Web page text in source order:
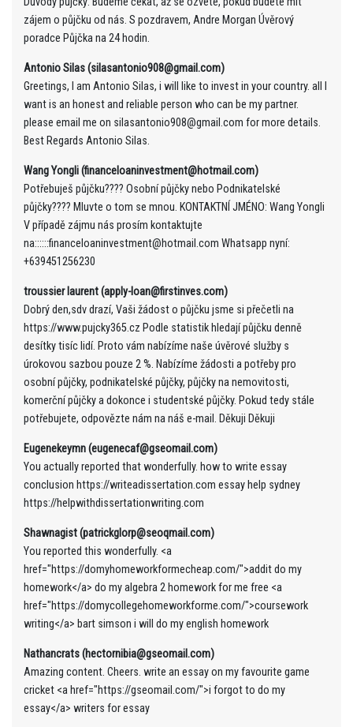
zájem o půjčku od nás. S pozdravem, Andre Morgan Úvěrový
poradce Půjčka na 24 hodin.
Antonio Silas (silasantonio908@gmail.com)
Greetings, I am Antonio Silas, i will like to invest in your country. all I
want is an honest and reliable person who can be my partner.
please email me on silasantonio908@gmail.com for more details.
Best Regards Antonio Silas.
Wang Yongli (financeloaninvestment@hotmail.com)
Potřebuješ půjčku???? Osobní půjčky nebo Podnikatelské
půjčky???? Mluvte o tom se mnou. KONTAKTNÍ JMÉNO: Wang Yongli
V případě zájmu nás prosím kontaktujte
na::::::financeloaninvestment@hotmail.com Whatsapp nyní:
+639451256230
troussier laurent (apply-loan@firstinves.com)
Dobrý den,sdv drazí, Vaši žádost o půjčku jsme si přečetli na
https://www.pujcky365.cz Podle statistik hledají půjčku denně
desítky tisíc lidí. Proto vám nabízíme naše úvěrové služby s
úrokovou sazbou pouze 2 %. Nabízíme žádosti a potřeby pro
osobní půjčky, podnikatelské půjčky, půjčky na nemovitosti,
komerční půjčky a dokonce i studentské půjčky. Pokud tedy stále
potřebujete, odpovězte nám na náš e-mail. Děkuji Děkuji
Eugenekeymn (eugenecaf@gseomail.com)
You actually reported that wonderfully. how to write essay
conclusion https://writeadissertation.com essay help sydney
https://helpwithdissertationwriting.com
Shawnagist (patrickglorp@seoqmail.com)
You reported this wonderfully. <a
href="https://domyhomeworkformecheap.com/">addit do my
homework</a> do my algebra 2 homework for me free <a
href="https://domycollegehomeworkforme.com/">coursework
writing</a> bart simson i will do my english homework
Nathancrats (hectornibia@gseomail.com)
Amazing content. Cheers. write an essay on my favourite game
cricket <a href="https://gseomail.com/">i forgot to do my
essay</a> writers for essay